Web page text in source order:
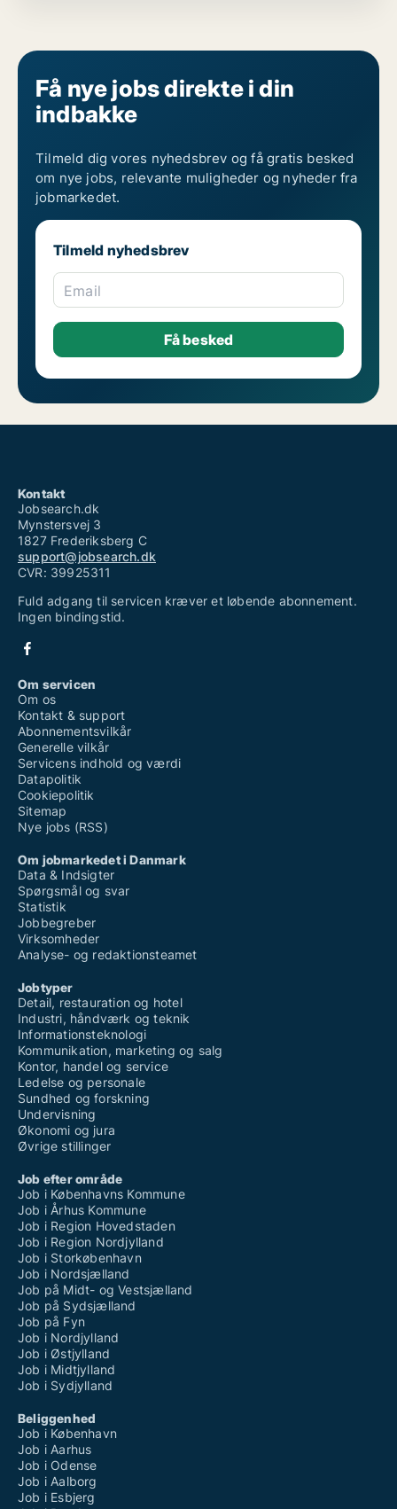
Få nye jobs direkte i din
indbakke
Tilmeld dig vores nyhedsbrev og få gratis besked
om nye jobs, relevante muligheder og nyheder fra
jobmarkedet.
Tilmeld nyhedsbrev
Email
Kontakt
Jobsearch.dk
Mynstersvej 3
1827 Frederiksberg C
support@jobsearch.dk
CVR: 39925311
Fuld adgang til servicen kræver et løbende abonnement.
Ingen bindingstid.
Om servicen
Om os
Kontakt & support
Abonnementsvilkår
Generelle vilkår
Servicens indhold og værdi
Datapolitik
Cookiepolitik
Sitemap
Nye jobs (RSS)
Om jobmarkedet i Danmark
Data & Indsigter
Spørgsmål og svar
Statistik
Jobbegreber
Virksomheder
Analyse- og redaktionsteamet
Jobtyper
Detail, restauration og hotel
Industri, håndværk og teknik
Informationsteknologi
Kommunikation, marketing og salg
Kontor, handel og service
Ledelse og personale
Sundhed og forskning
Undervisning
Økonomi og jura
Øvrige stillinger
Job efter område
Job i Københavns Kommune
Job i Århus Kommune
Job i Region Hovedstaden
Job i Region Nordjylland
Job i Storkøbenhavn
Job i Nordsjælland
Job på Midt- og Vestsjælland
Job på Sydsjælland
Job på Fyn
Job i Nordjylland
Job i Østjylland
Job i Midtjylland
Job i Sydjylland
Beliggenhed
Job i København
Job i Aarhus
Job i Odense
Job i Aalborg
Job i Esbjerg